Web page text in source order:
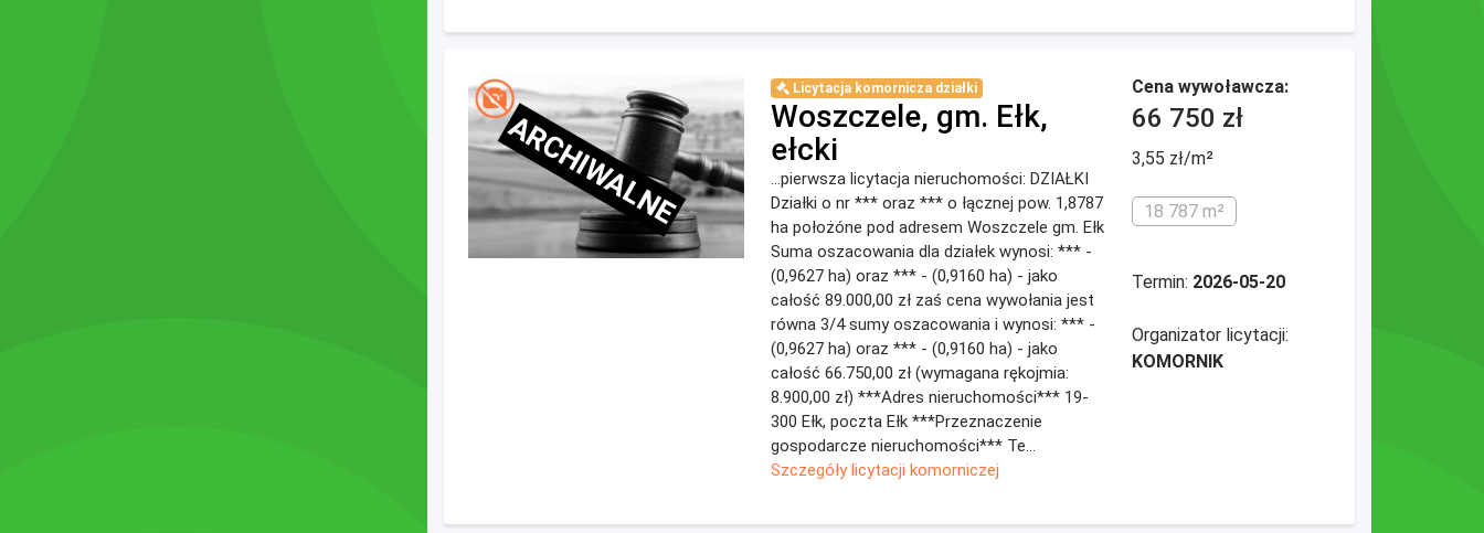
ARCHIWALNE
Licytacja komornicza działki
Woszczele, gm. Ełk,
ełcki
...pierwsza licytacja nieruchomości: DZIAŁKI
Działki o nr *** oraz *** o łącznej pow. 1,8787
ha położóne pod adresem Woszczele gm. Ełk
Suma oszacowania dla działek wynosi: *** -
(0,9627 ha) oraz *** - (0,9160 ha) - jako
całość 89.000,00 zł zaś cena wywołania jest
równa 3/4 sumy oszacowania i wynosi: *** -
(0,9627 ha) oraz *** - (0,9160 ha) - jako
całość 66.750,00 zł (wymagana rękojmia:
8.900,00 zł) ***Adres nieruchomości*** 19-
300 Ełk, poczta Ełk ***Przeznaczenie
gospodarcze nieruchomości*** Te...
Szczegóły licytacji komorniczej
Cena wywoławcza:
66 750 zł
3,55 zł/m²
18 787 m²
Termin: 2026-05-20
Organizator licytacji:
KOMORNIK